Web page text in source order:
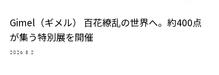
Gimel（ギメル） 百花繚乱の世界へ。約400点
が集う特別展を開催
2026.8.2